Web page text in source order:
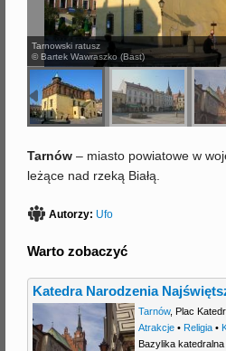
Tarnowski ratusz
© Bartek Wawraszko (Bast)
Tarnów – miasto powiatowe w
leżące nad rzeką Białą.
Autorzy: Ufo
Warto zobaczyć
Katedra Narodzenia
Tarnów, Plac
Atrakcje• Religia•
Bazylika